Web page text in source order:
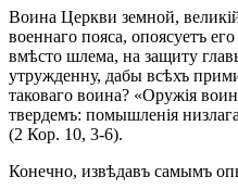
Воина Церкви земной,
военнаго пояса, опоясуетъ
вмѣсто шлема, на защиту
утружденну, дабы всѣхъ
таковаго воина? «Оружія
твердемъ: помышленія
(2 Кор. 10, 3-6).
Конечно, извѣдавъ самымъ